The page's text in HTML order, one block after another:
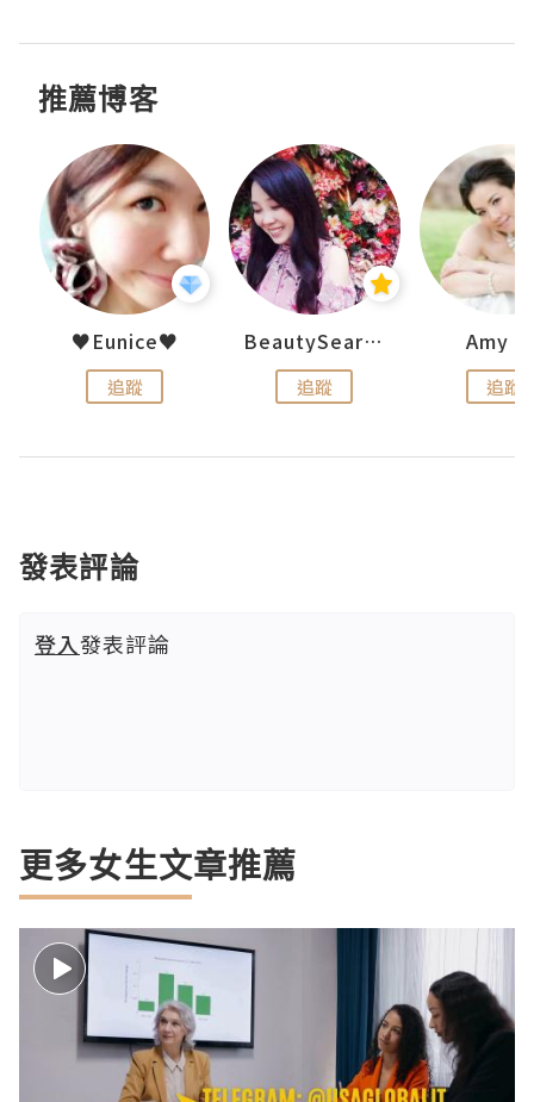
推薦博客
♥Eunice♥
追蹤
BeautySearch
追蹤
Amy
追蹤
發表評論
登入發表評論
更多女生文章推薦